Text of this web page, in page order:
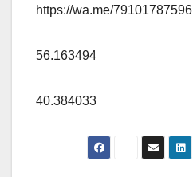
https://wa.me/79101787596
56.163494
40.384033